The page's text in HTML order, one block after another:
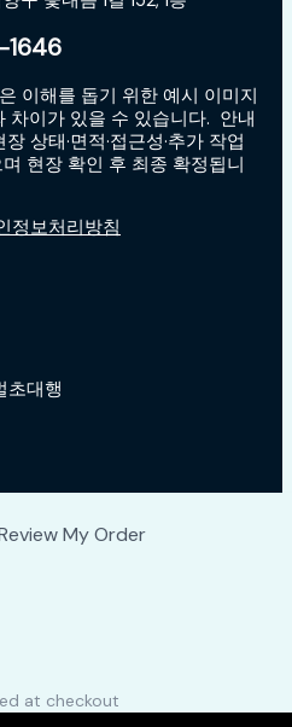
1646
이해를 돕기 위한 예시 이미지
차이가 있을 수 있습니다. 안내
상태·면적·접근성·추가 작업
현장 확인 후 최종 확정됩니
정보처리방침
대행
My Order
at checkout